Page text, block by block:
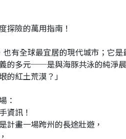
探險的萬用指南！
也有全球最宜居的現代城市；它是
義的多元──是與海豚共泳的純淨
的紅土荒漠？」
：
資訊！
計畫一場跨州的長途壯遊，